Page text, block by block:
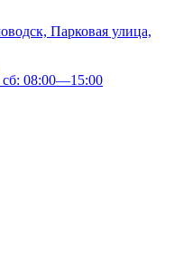
Парковая улица,
08:00—15:00